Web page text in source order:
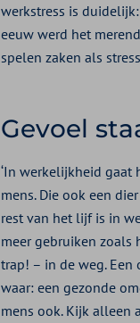
werkstress is
eeuw werd het
spelen zaken als
Gevoel
‘In werkelijkheid gaat
mens. Die ook een
rest van het lijf is in
meer gebruiken zoals
trap! – in de weg. Een
waar: een gezonde
mens ook. Kijk alleen